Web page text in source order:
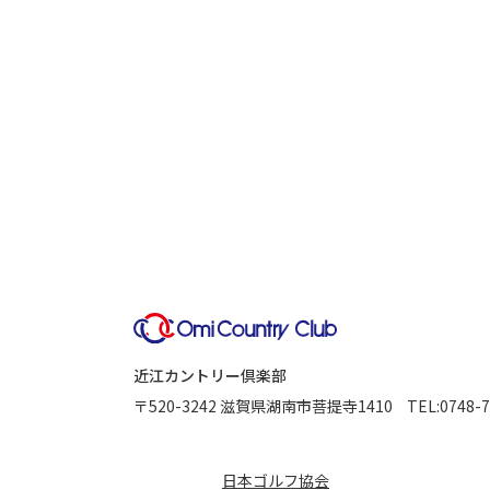
近江カントリー倶楽部
〒520-3242 滋賀県湖南市菩提寺1410 TEL:0748-
日本ゴルフ協会